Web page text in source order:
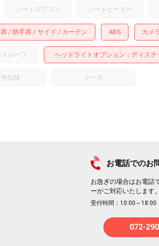
シートエアコン シートヒーター
助手席 サイド カーテン ABS カメ
ルーフ ヘッドライトオプション ディスチ
仕様 ターボ
お電話でのお
お急ぎの場合はお電話
ーがご対応いたします。
受付時間：10:00～18:00
072-